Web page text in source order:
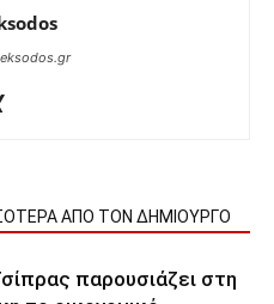
ΑΠΟ ΤΟΝ ΔΗΜΙΟΥΡΓΟ
παρουσιάζει στη